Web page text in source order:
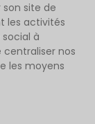
site de
les activités
à
nos
les moyens